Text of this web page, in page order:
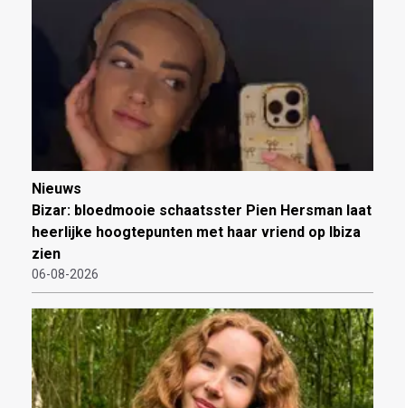
Nieuws
Bizar: bloedmooie schaatsster Pien Hersman laat
heerlijke hoogtepunten met haar vriend op Ibiza
zien
06-08-2026